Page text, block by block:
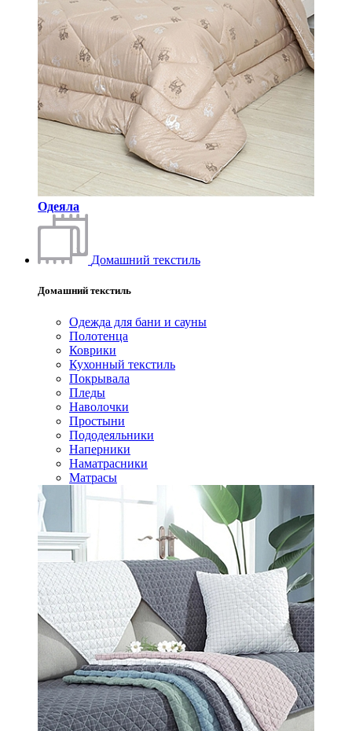
Одеяла
Домашний текстиль
Домашний текстиль
Одежда для бани и сауны
Полотенца
Коврики
Кухонный текстиль
Покрывала
Пледы
Наволочки
Простыни
Пододеяльники
Наперники
Наматрасники
Матрасы